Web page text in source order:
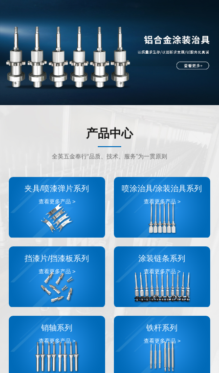
产品中心
全英五金奉行“品质、技术、服务”为一贯原则
夹具/喷漆弹片系列
查看更多产品 >
喷涂治具/涂装治具系列
查看更多产品 >
挡漆片/挡漆板系列
查看更多产品 >
涂装链条系列
查看更多产品 >
销轴系列
查看更多产品 >
铁杆系列
查看更多产品 >